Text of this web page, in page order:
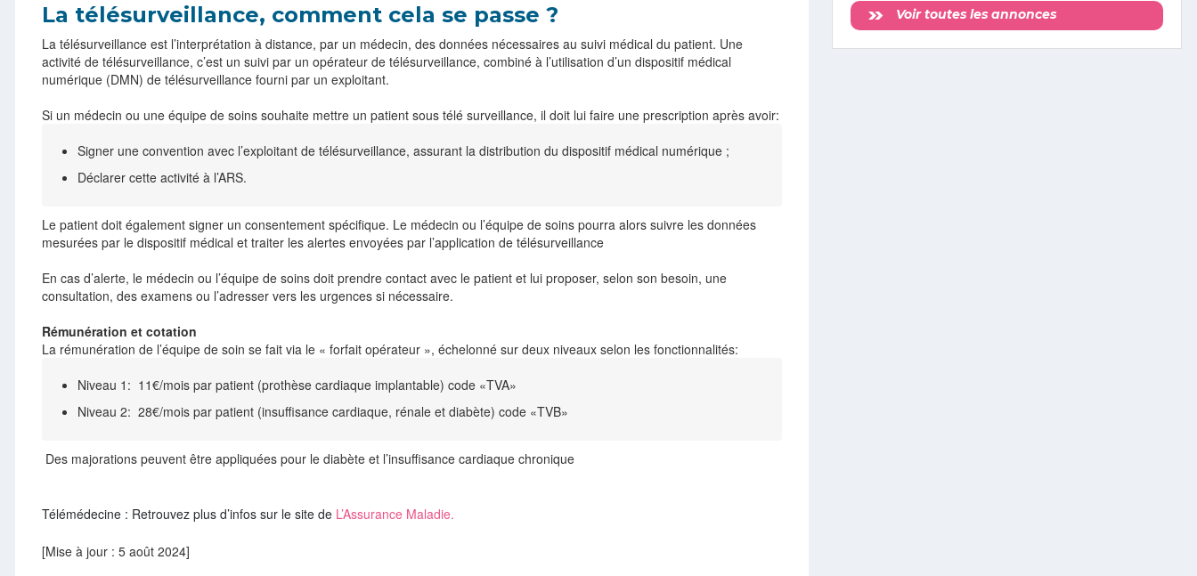
La télésurveillance, comment cela se passe ?
La télésurveillance est l’interprétation à distance, par un médecin, des données nécessaires au suivi médical du patient. Une
activité de télésurveillance, c’est un suivi par un opérateur de télésurveillance, combiné à l’utilisation d’un dispositif médical
numérique (DMN) de télésurveillance fourni par un exploitant.
Si un médecin ou une équipe de soins souhaite mettre un patient sous télé surveillance, il doit lui faire une prescription après avoir:
Signer une convention avec l’exploitant de télésurveillance, assurant la distribution du dispositif médical numérique ;
Déclarer cette activité à l’ARS.
Le patient doit également signer un consentement spécifique. Le médecin ou l’équipe de soins pourra alors suivre les données
mesurées par le dispositif médical et traiter les alertes envoyées par l’application de télésurveillance
En cas d’alerte, le médecin ou l’équipe de soins doit prendre contact avec le patient et lui proposer, selon son besoin, une
consultation, des examens ou l’adresser vers les urgences si nécessaire.
Rémunération et cotation
La rémunération de l’équipe de soin se fait via le « forfait opérateur », échelonné sur deux niveaux selon les fonctionnalités:
Niveau 1: 11€/mois par patient (prothèse cardiaque implantable) code «TVA»
Niveau 2: 28€/mois par patient (insuffisance cardiaque, rénale et diabète) code «TVB»
Des majorations peuvent être appliquées pour le diabète et l’insuffisance cardiaque chronique
Télémédecine : Retrouvez plus d’infos sur le site de L’Assurance Maladie.
[Mise à jour : 5 août 2024]
Voir toutes les annonces